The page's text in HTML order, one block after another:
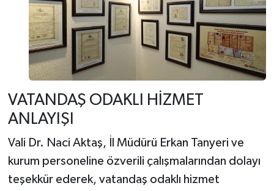
VATANDAŞ ODAKLI HİZMET
ANLAYIŞI
Vali Dr. Naci Aktaş, İl Müdürü Erkan Tanyeri ve
kurum personeline özverili çalışmalarından dolayı
teşekkür ederek, vatandaş odaklı hizmet